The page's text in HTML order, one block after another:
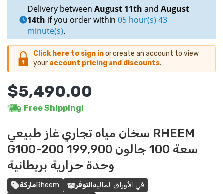
Delivery between August 11th and August
14th if you order within 05 hour(s) 43
minute(s).
Click here to sign inor create an account to view
your account pricing and discounts.
$5,490.00
Free Shipping!
سخان مياه تجاري غاز طبيعي RHEEM
G100-200 سعة 100 جالون 199,900
وحدة حرارية بريطانية
ماركةRheem التوفرفي الأوراق المالية